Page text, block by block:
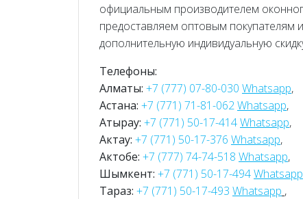
официальным производителем
предоставляем оптовым покупателям
дополнительную индивидуальную
Телефоны:
Алматы: +7 (777) 07-80-030 Whatsapp,
Астана: +7 (771) 71-81-062Whatsapp,
Атырау: +7 (771) 50-17-414Whatsapp,
Актау: +7 (771) 50-17-376 Whatsapp,
Актобе: +7 (777) 74-74-518 Whatsapp,
Шымкент: +7 (771) 50-17-494Whatsapp
Тараз: +7 (771) 50-17-493 Whatsapp ,